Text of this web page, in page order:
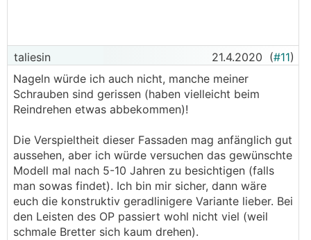
taliesin 21.4.2020 (#11)
Nageln würde ich auch nicht, manche meiner
Schrauben sind gerissen (haben vielleicht beim
Reindrehen etwas abbekommen)!
Die Verspieltheit dieser Fassaden mag anfänglich gut
aussehen, aber ich würde versuchen das gewünschte
Modell mal nach 5-10 Jahren zu besichtigen (falls
man sowas findet). Ich bin mir sicher, dann wäre
euch die konstruktiv geradlinigere Variante lieber. Bei
den Leisten des OP passiert wohl nicht viel (weil
schmale Bretter sich kaum drehen).